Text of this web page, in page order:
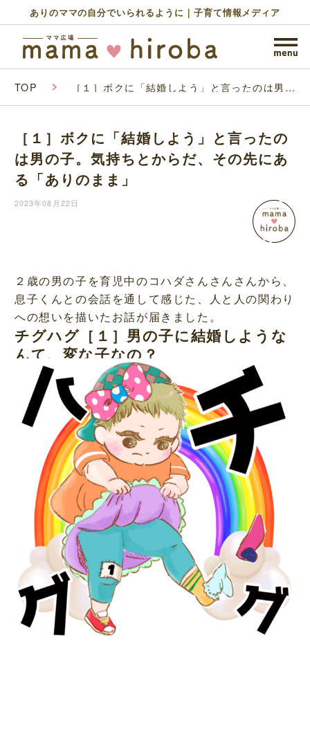
ありのママの自分でいられるように｜子育て情報メディア
TOP ［１］ボクに「結婚しよう」と言ったのは男の
ま」
［１］ボクに「結婚しよう」と言ったの
は男の子。気持ちとからだ、その先にあ
る「ありのまま」
2023年08月22日
２歳の男の子を育児中のコハダさんさんさんから、
息子くんとの会話を通して感じた、人と人の関わり
への想いを描いたお話が届きました。
チグハグ［１］男の子に結婚しような
んて、変な子なの？